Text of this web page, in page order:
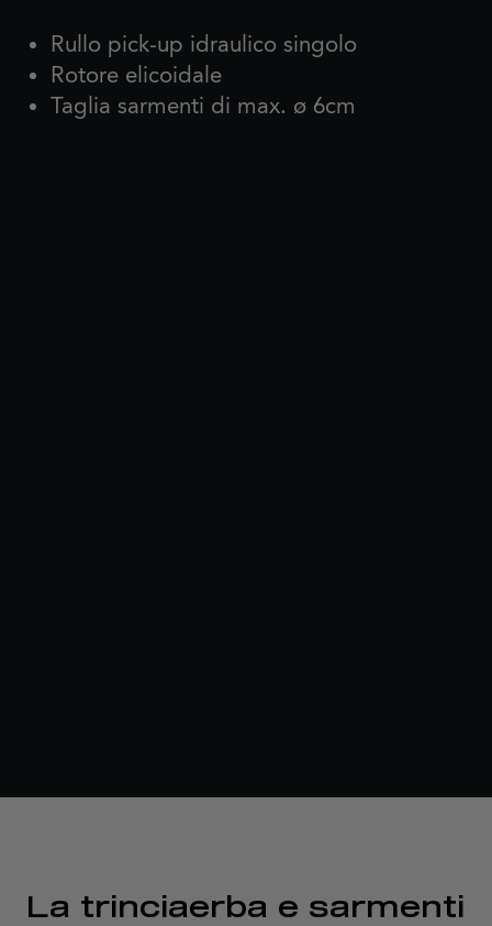
Rullo pick-up idraulico singolo
Rotore elicoidale
Taglia sarmenti di max. ø 6cm
La trinciaerba e sarmenti